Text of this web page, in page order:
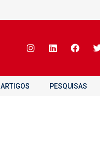
ARTIGOS PESQUISAS